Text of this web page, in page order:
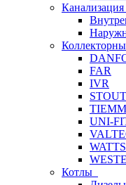
Канализация
FAR
IVR
STOUT
UNI-
WATTS
Котлы